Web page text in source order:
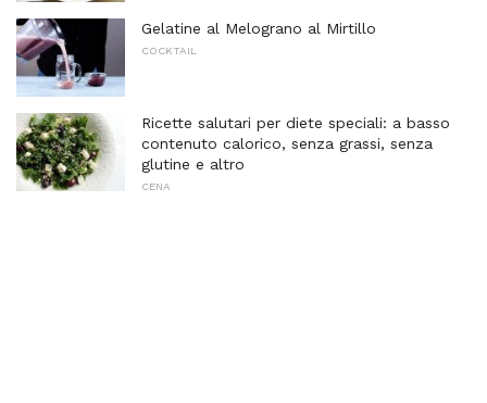
Gelatine al Melograno al Mirtillo
COCKTAIL
Ricette salutari per diete speciali: a basso
contenuto calorico, senza grassi, senza
glutine e altro
CENA